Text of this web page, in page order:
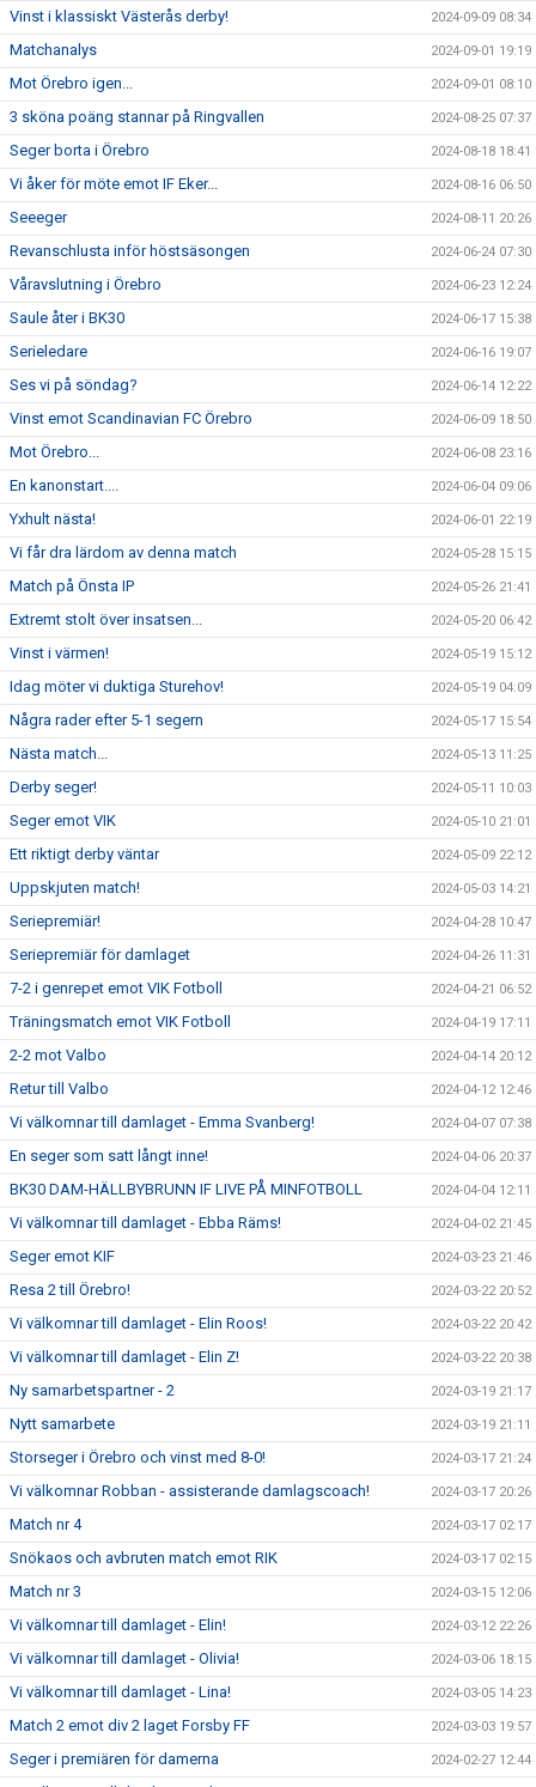
Vinst i klassiskt Västerås derby! 2024-09-09 08:34
Matchanalys 2024-09-01 19:19
Mot Örebro igen... 2024-09-01 08:10
3 sköna poäng stannar på Ringvallen 2024-08-25 07:37
Seger borta i Örebro 2024-08-18 18:41
Vi åker för möte emot IF Eker... 2024-08-16 06:50
Seeeger 2024-08-11 20:26
Revanschlusta inför höstsäsongen 2024-06-24 07:30
Våravslutning i Örebro 2024-06-23 12:24
Saule åter i BK30 2024-06-17 15:38
Serieledare 2024-06-16 19:07
Ses vi på söndag? 2024-06-14 12:22
Vinst emot Scandinavian FC Örebro 2024-06-09 18:50
Mot Örebro... 2024-06-08 23:16
En kanonstart.... 2024-06-04 09:06
Yxhult nästa! 2024-06-01 22:19
Vi får dra lärdom av denna match 2024-05-28 15:15
Match på Önsta IP 2024-05-26 21:41
Extremt stolt över insatsen... 2024-05-20 06:42
Vinst i värmen! 2024-05-19 15:12
Idag möter vi duktiga Sturehov! 2024-05-19 04:09
Några rader efter 5-1 segern 2024-05-17 15:54
Nästa match... 2024-05-13 11:25
Derby seger! 2024-05-11 10:03
Seger emot VIK 2024-05-10 21:01
Ett riktigt derby väntar 2024-05-09 22:12
Uppskjuten match! 2024-05-03 14:21
Seriepremiär! 2024-04-28 10:47
Seriepremiär för damlaget 2024-04-26 11:31
7-2 i genrepet emot VIK Fotboll 2024-04-21 06:52
Träningsmatch emot VIK Fotboll 2024-04-19 17:11
2-2 mot Valbo 2024-04-14 20:12
Retur till Valbo 2024-04-12 12:46
Vi välkomnar till damlaget - Emma Svanberg! 2024-04-07 07:38
En seger som satt långt inne! 2024-04-06 20:37
BK30 DAM-HÄLLBYBRUNN IF LIVE PÅ MINFOTBOLL 2024-04-04 12:11
Vi välkomnar till damlaget - Ebba Räms! 2024-04-02 21:45
Seger emot KIF 2024-03-23 21:46
Resa 2 till Örebro! 2024-03-22 20:52
Vi välkomnar till damlaget - Elin Roos! 2024-03-22 20:42
Vi välkomnar till damlaget - Elin Z! 2024-03-22 20:38
Ny samarbetspartner - 2 2024-03-19 21:17
Nytt samarbete 2024-03-19 21:11
Storseger i Örebro och vinst med 8-0! 2024-03-17 21:24
Vi välkomnar Robban - assisterande damlagscoach! 2024-03-17 20:26
Match nr 4 2024-03-17 02:17
Snökaos och avbruten match emot RIK 2024-03-17 02:15
Match nr 3 2024-03-15 12:06
Vi välkomnar till damlaget - Elin! 2024-03-12 22:26
Vi välkomnar till damlaget - Olivia! 2024-03-06 18:15
Vi välkomnar till damlaget - Lina! 2024-03-05 14:23
Match 2 emot div 2 laget Forsby FF 2024-03-03 19:57
Seger i premiären för damerna 2024-02-27 12:44